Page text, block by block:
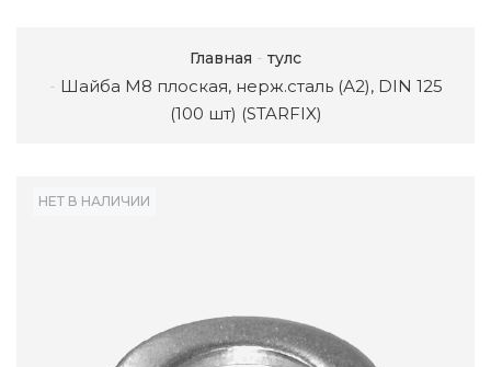
Главная тулс
Шайба М8 плоская, нерж.сталь (А2), DIN 125
(100 шт) (STARFIX)
НЕТ В НАЛИЧИИ